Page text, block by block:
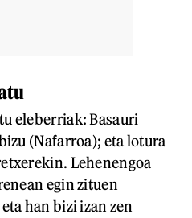
eleberriak: Basauri
(Nafarroa); eta lotura
Lehenengoa
egin zituen
han bizi izan zen